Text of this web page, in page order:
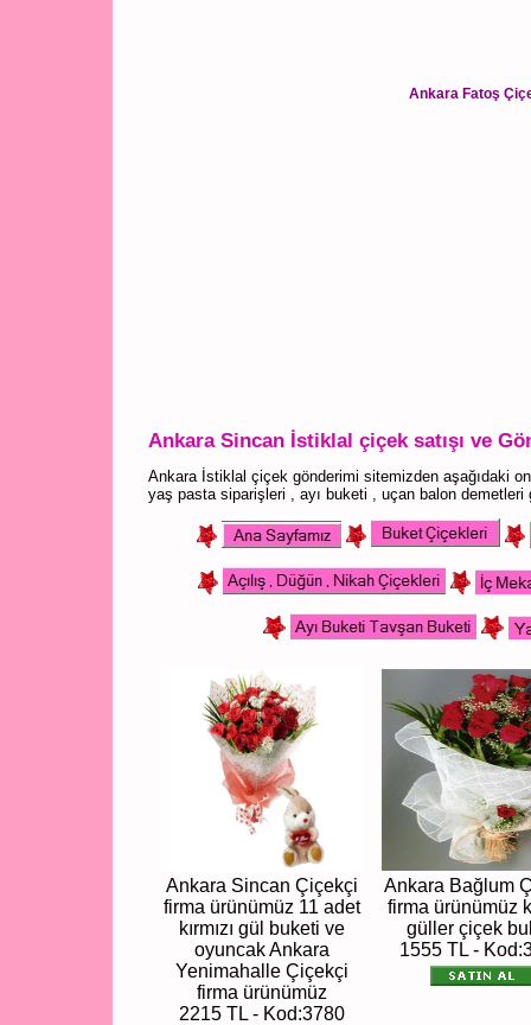
Ankara Fatoş
Ankara Sincan İstiklal çiçek satışı ve
Ankara İstiklal çiçek gönderimi sitemizden aşağıdaki
yaş pasta siparişleri , ayı buketi , uçan balon demetleri
Ankara Sincan Çiçekçi
firma ürünümüz 11 adet
kırmızı gül buketi ve
oyuncak Ankara
Yenimahalle Çiçekçi
firma ürünümüz
2215 TL - Kod:3780
Ankara Bağlum
firma ürünümüz
güller çiçek
1555 TL -